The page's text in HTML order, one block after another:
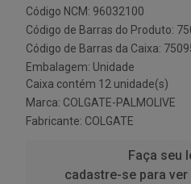
Código NCM: 96032100
Código de Barras do Produto:
Código de Barras da Caixa:
Embalagem: Unidade
Caixa contém 12 unidade(s)
Marca: COLGATE-PALMOLIVE
Fabricante: COLGATE
Faça seu
cadastre-se para